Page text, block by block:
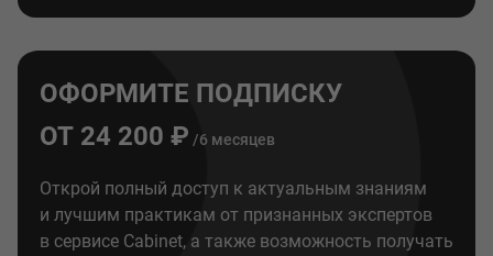
ОФОРМИТЕ ПОДПИСКУ
ОТ 24 200 ₽ /6 месяцев
Открой полный доступ к актуальным знаниям
и лучшим практикам от признанных экспертов
в сервисе Cabinet, а также возможность получать